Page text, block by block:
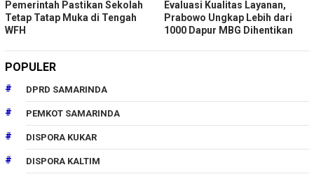
Pemerintah Pastikan Sekolah
Tetap Tatap Muka di Tengah
WFH
Evaluasi Kualitas Layanan,
Prabowo Ungkap Lebih dari
1000 Dapur MBG Dihentikan
POPULER
DPRD SAMARINDA
PEMKOT SAMARINDA
DISPORA KUKAR
DISPORA KALTIM